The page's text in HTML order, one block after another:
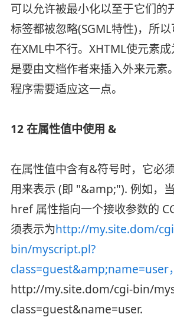
可以允许被最小化以至于它们的
标签都被忽略(SGML特性)，所
在XML中不行。XHTML使元素
是要由文档作者来插入外来元素
程序需要适应这一点。
12 在属性值中使用 &
在属性值中含有&符号时，它必
用来表示 (即 "&amp;"). 例如，
href 属性指向一个接收参数的
须表示为http://my.site.dom/
bin/myscript.pl?
class=guest&amp;name=user
http://my.site.dom/cgi-bin/
class=guest&name=user.